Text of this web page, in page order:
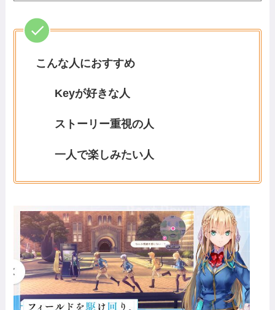
こんな人におすすめ
Keyが好きな人
ストーリー重視の人
一人で楽しみたい人